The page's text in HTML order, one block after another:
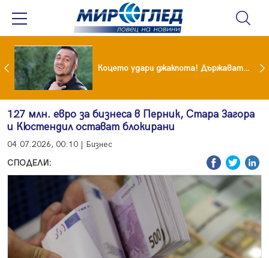
Тишина преди бурята! Защо Саня Армутлиева продължава да мълчи за раздялата с Дара? Коцето удари джакпота! Държавата му плаща 95 000 евро
127 млн. евро за бизнеса в Перник, Стара Загора
и Кюстендил остават блокирани
04.07.2026, 00:10 | Бизнес
СПОДЕЛИ: